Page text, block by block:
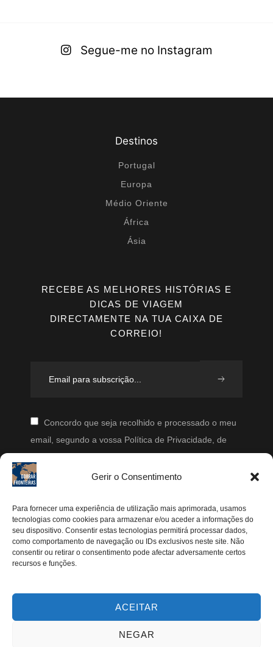
Gerir o Consentimento
Para fornecer uma experiência de utilização mais aprimorada, usamos
tecnologias como cookies para armazenar e/ou aceder a informações do
seu dispositivo. Consentir estas tecnologias permitirá processar dados,
como comportamento de navegação ou IDs exclusivos neste site. Não
consentir ou retirar o consentimento pode afectar adversamente certos
recursos e funções.
ACEITAR
NEGAR
Segue-me no Instagram
Destinos
Portugal
Europa
Médio Oriente
África
Ásia
RECEBE AS MELHORES HISTÓRIAS E
DICAS DE VIAGEM
DIRECTAMENTE NA TUA CAIXA DE
CORREIO!
Concordo que seja recolhido e processado o meu
email, segundo a vossa Política de Privacidade, de
modo a que posteriormente possam enviar-me emails
periodicamente.
Segue-me
Instagram
Pinterest
Youtube